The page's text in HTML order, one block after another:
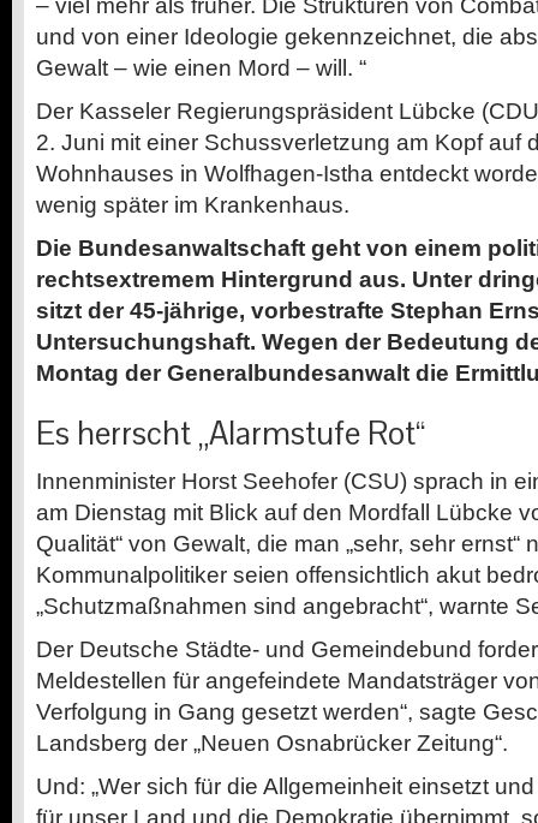
und von einer Ideologie gekennzeichnet, die
Gewalt – wie einen Mord – will. “
Der Kasseler Regierungspräsident Lübcke
2. Juni mit einer Schussverletzung am Kopf auf
Wohnhauses in Wolfhagen-Istha entdeckt
wenig später im Krankenhaus.
Die Bundesanwaltschaft geht von einem
rechtsextremem Hintergrund aus. Unter
sitzt der 45-jährige, vorbestrafte Stephan
Untersuchungshaft. Wegen der Bedeutung
Montag der Generalbundesanwalt die
Es herrscht „Alarmstufe Rot“
Innenminister Horst Seehofer (CSU) sprach in
am Dienstag mit Blick auf den Mordfall Lübcke
Qualität“ von Gewalt, die man „sehr, sehr ernst“
Kommunalpolitiker seien offensichtlich akut
„Schutzmaßnahmen sind angebracht“, warnte
Der Deutsche Städte- und Gemeindebund
Meldestellen für angefeindete Mandatsträger
Verfolgung in Gang gesetzt werden“, sagte
Landsberg der „Neuen Osnabrücker Zeitung“.
Und: „Wer sich für die Allgemeinheit einsetzt
für unser Land und die Demokratie übernimmt,